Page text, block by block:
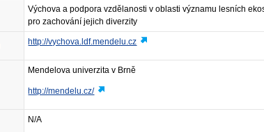
Výchova a podpora vzdělanosti v oblasti významu lesních
pro zachování jejich diverzity
http://vychova.ldf.mendelu.cz
Mendelova univerzita v Brně
http://mendelu.cz/
N/A